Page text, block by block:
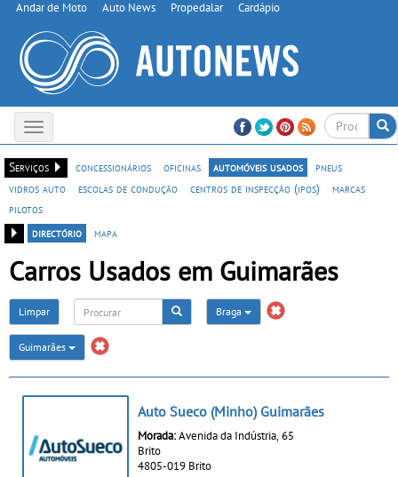
Andar de Moto Auto News Propedalar Cardápio
Toggle
navigation
Serviços
concessionários oficinas automóveis usados
pneus
vidros auto
escolas de condução centros de inspecção (ipos)
marcas
pilotos
directório
mapa
Carros Usados em Guimarães
Limpar Braga
Guimarães
Auto Sueco (Minho) Guimarães
Morada:Avenida da Indústria, 65
Brito
4805-019 Brito